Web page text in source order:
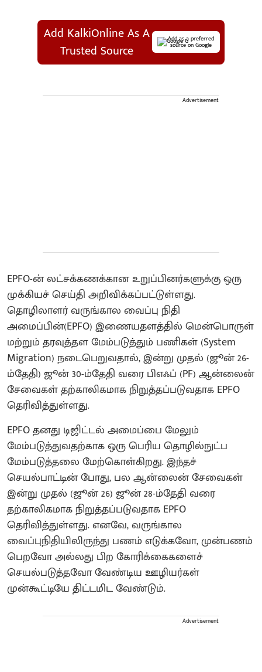
Add KalkiOnline As A
Trusted Source
Add as a preferred
source on Google
Advertisement
EPFO-ன் லட்சக்கணக்கான உறுப்பினர்களுக்கு ஒரு
முக்கியச் செய்தி அறிவிக்கப்பட்டுள்ளது.
தொழிலாளர் வருங்கால வைப்பு நிதி
அமைப்பின்(EPFO) இணையதளத்தில் மென்பொருள்
மற்றும் தரவுத்தள மேம்படுத்தும் பணிகள் (System
Migration) நடைபெறுவதால், இன்று முதல் (ஜூன் 26-
ம்தேதி) ஜூன் 30-ம்தேதி வரை பிஎஃப் (PF) ஆன்லைன்
சேவைகள் தற்காலிகமாக நிறுத்தப்படுவதாக EPFO ​​
தெரிவித்துள்ளது.
EPFO ​​தனது டிஜிட்டல் அமைப்பை மேலும்
மேம்படுத்துவதற்காக ஒரு பெரிய தொழில்நுட்ப
மேம்படுத்தலை மேற்கொள்கிறது. இந்தச்
செயல்பாட்டின் போது, ​​பல ஆன்லைன் சேவைகள்
இன்று முதல் (ஜூன் 26) ஜூன் 28-ம்தேதி வரை
தற்காலிகமாக நிறுத்தப்படுவதாக EPFO ​​
தெரிவித்துள்ளது. எனவே, வருங்கால
வைப்புநிதியிலிருந்து பணம் எடுக்கவோ, முன்பணம்
பெறவோ அல்லது பிற கோரிக்கைகளைச்
செயல்படுத்தவோ வேண்டிய ஊழியர்கள்
முன்கூட்டியே திட்டமிட வேண்டும்.
Advertisement